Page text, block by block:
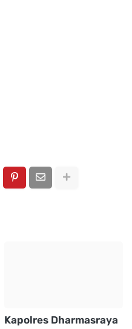
Kapolres Dharmasraya